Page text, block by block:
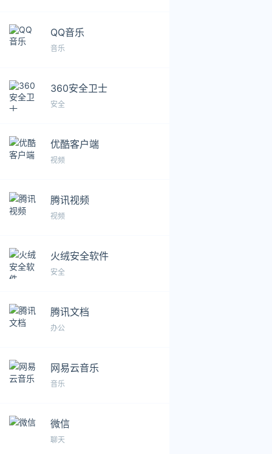
QQ音乐
音乐
360安全卫士
安全
优酷客户端
视频
腾讯视频
视频
火绒安全软件
安全
腾讯文档
办公
网易云音乐
音乐
微信
聊天